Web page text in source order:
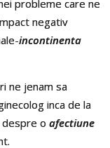
probleme care ne
negativ
incontinenta
ne jenam sa
inca de la
o afectiune